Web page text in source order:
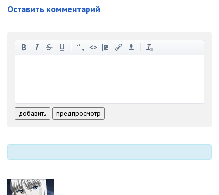
Оставить комментарий
-
-
добавить предпросмотр